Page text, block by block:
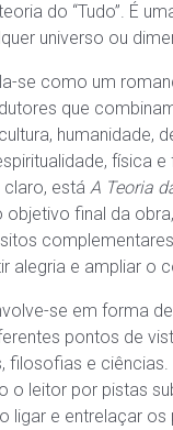
do “Tudo”. É
universo ou
se como um
que
humanidade,
física
está A Teoria
objetivo final da
alegria e ampliar o
se em forma
pontos de
filosofias e
o leitor por pistas
ligar e entrelaçar